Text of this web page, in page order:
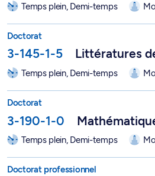
Temps plein, Demi-temps
Doctorat
3-145-1-5 Littératures
Temps plein, Demi-temps
Doctorat
3-190-1-0
Temps plein, Demi-temps
Doctorat en psychologie, option
Doctorat professionnel